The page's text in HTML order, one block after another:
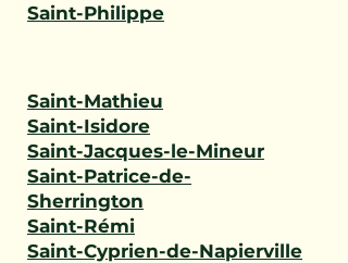
Saint-Philippe
Saint-Mathieu
Saint-Isidore
Saint-Jacques-le-Mineur
Saint-Patrice-de-
Sherrington
Saint-Rémi
Saint-Cyprien-de-Napierville